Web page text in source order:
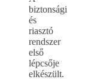
biztonsági
és
riasztó
rendszer
első
lépcsője
elkészült.